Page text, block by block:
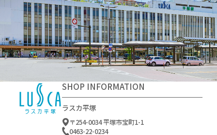
2026-08-08～2027-05-23 2026-08-13～2026-08-13
2026-08-05～2026-08-17
2026-08-01～2026-08-15
SHOP INFORMATION
ラスカ平塚
〒254-0034 平塚市宝町1-1
0463-22-0234